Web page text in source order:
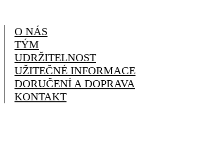
O NÁS
TÝM
UDRŽITELNOST
UŽITEČNÉ INFORMACE
DORUČENÍ A DOPRAVA
KONTAKT